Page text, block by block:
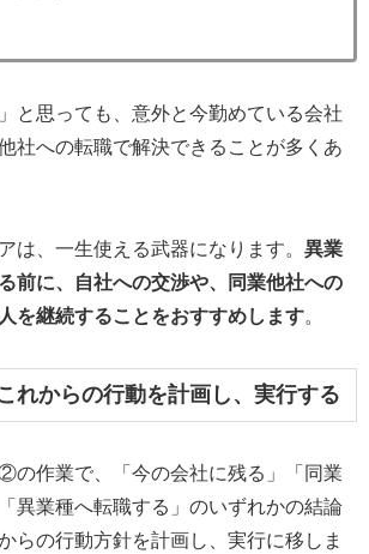
と思っても、意外と今勤めている会社
社への転職で解決できることが多くあ
は、一生使える武器になります。 異業
前に、自社への交渉や、同業他社への
を継続することをおすすめします。
れからの行動を計画し、実行する
作業で、「今の会社に残る」「同業
異業種へ転職する」のいずれかの結論
らの行動方針を計画し、実行に移しま